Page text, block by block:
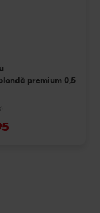
premium 0,5